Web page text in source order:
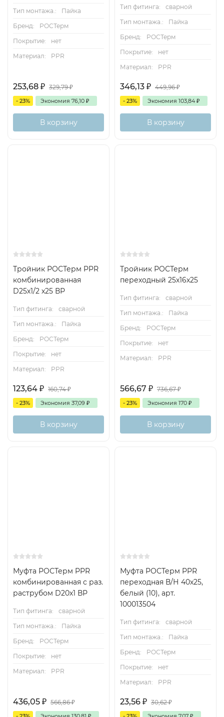
Тип монтажа.:
Пайка
Бренд:
РОСТерм
Покрытие:
нет
Материал:
PPR
253,68 ₽ 329,79₽
- 23% Экономия 76,10 ₽
В корзину
Тип фитинга:
сварной
Тип монтажа.:
Пайка
Бренд:
РОСТерм
Покрытие:
нет
Материал:
PPR
346,13 ₽ 449,96₽
- 23% Экономия 103,84 ₽
В корзину
Тройник РОСТерм PPR
комбинированная
D25х1/2 х25 ВР
Тип фитинга:
сварной
Тип монтажа.:
Пайка
Бренд:
РОСТерм
Покрытие:
нет
Материал:
PPR
123,64 ₽ 160,74₽
- 23% Экономия 37,09 ₽
В корзину
Тройник РОСТерм
переходный 25х16х25
Тип фитинга:
сварной
Тип монтажа.:
Пайка
Бренд:
РОСТерм
Покрытие:
нет
Материал:
PPR
566,67 ₽ 736,67₽
- 23% Экономия 170 ₽
В корзину
Муфта РОСТерм PPR
комбинированная с раз.
раструбом D20х1 ВР
Тип фитинга:
сварной
Тип монтажа.:
Пайка
Бренд:
РОСТерм
Покрытие:
нет
Материал:
PPR
436,05 ₽ 566,86₽
Муфта РОСТерм PPR
переходная В/Н 40х25,
белый (10), арт.
100013504
Тип фитинга:
сварной
Тип монтажа.:
Пайка
Бренд:
РОСТерм
Покрытие:
нет
Материал:
PPR
23,56 ₽ 30,62₽